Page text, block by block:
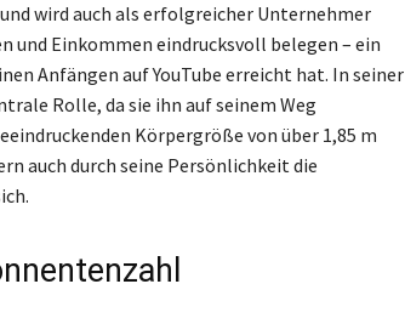
wird auch als erfolgreicher Unternehmer
und Einkommen eindrucksvoll belegen – ein
Anfängen auf YouTube erreicht hat. In seiner
Rolle, da sie ihn auf seinem Weg
Körpergröße von über 1,85 m
auch durch seine Persönlichkeit die